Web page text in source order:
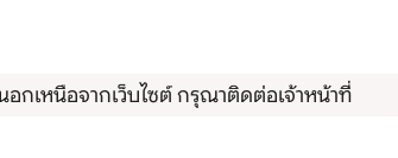
อกเหนือจากเว็บไซต์ กรุณาติดต่อเจ้าหน้าที่